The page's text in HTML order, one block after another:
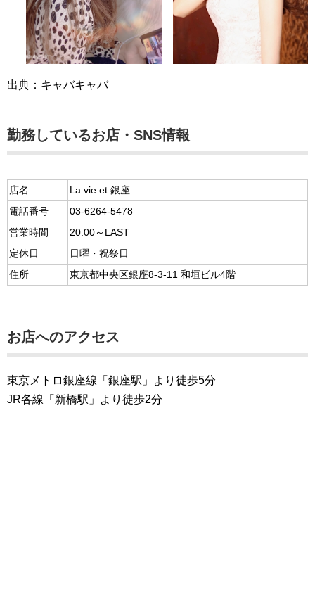
出典：キャバキャバ
勤務しているお店・SNS情報
店名
La vie et 銀座
電話番号
03-6264-5478
営業時間
20:00～LAST
定休日
日曜・祝祭日
住所
東京都中央区銀座8-3-11 和垣ビル4階
お店へのアクセス
東京メトロ銀座線「銀座駅」より徒歩5分
JR各線「新橋駅」より徒歩2分